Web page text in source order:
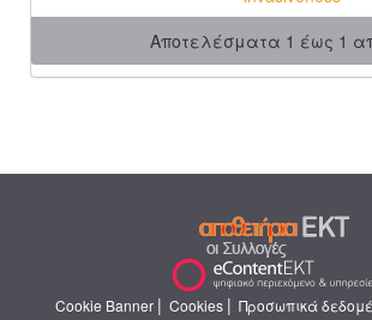
Αποτελέσματα 1 έως 1
Cookie Banner | Cookies | Προσωπικά